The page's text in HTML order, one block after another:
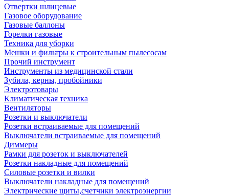
Отвертки шлицевые
Газовое оборудование
Газовые баллоны
Горелки газовые
Техника для уборки
Мешки и фильтры к строительным пылесосам
Прочий инструмент
Инструменты из медицинской стали
Зубила, керны, пробойники
Электротовары
Климатическая техника
Вентиляторы
Розетки и выключатели
Розетки встраиваемые для помещений
Выключатели встраиваемые для помещений
Диммеры
Рамки для розеток и выключателей
Розетки накладные для помещений
Силовые розетки и вилки
Выключатели накладные для помещений
Электрические щиты,счетчики электроэнергии